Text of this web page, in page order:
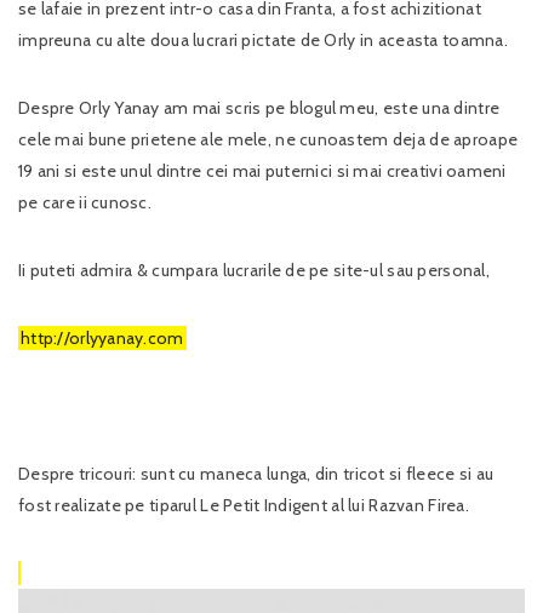
se lafaie in prezent intr-o casa din Franta, a fost achizitionat
impreuna cu alte doua lucrari pictate de Orly in aceasta toamna.
Despre Orly Yanay am mai scris pe blogul meu, este una dintre
cele mai bune prietene ale mele, ne cunoastem deja de aproape
19 ani si este unul dintre cei mai puternici si mai creativi oameni
pe care ii cunosc.
Ii puteti admira & cumpara lucrarile de pe site-ul sau personal,
http://orlyyanay.com
Despre tricouri: sunt cu maneca lunga, din tricot si fleece si au
fost realizate pe tiparul Le Petit Indigent al lui Razvan Firea.